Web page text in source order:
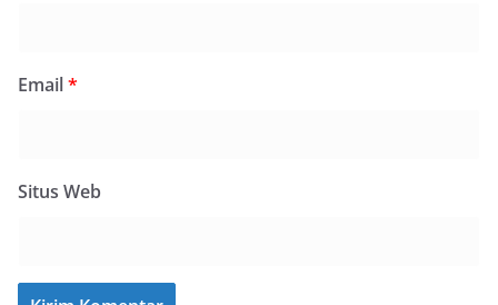
Email*
Situs Web